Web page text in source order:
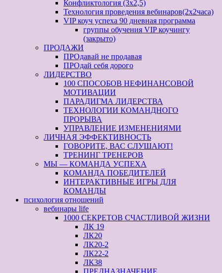
Конфликтология (3х2,5)
Технология проведения вебинаров(2х2часа)
VIP коуч успеха 90 дневная программа
группы обучения VIP коучингу
(закрыто)
ПРОДАЖИ
ПРОдавай не продавая
ПРОдай себя дорого
ЛИДЕРСТВО
100 СПОСОБОВ НЕФИНАНСОВОЙ
МОТИВАЦИИ
ПАРАДИГМА ЛИДЕРСТВА
ТЕХНОЛОГИИ КОМАНДНОГО
ПРОРЫВА
УПРАВЛЕНИЕ ИЗМЕНЕНИЯМИ
ЛИЧНАЯ ЭФФЕКТИВНОСТЬ
ГОВОРИТЕ, ВАС СЛУШАЮТ!
ТРЕНИНГ ТРЕНЕРОВ
МЫ — КОМАНДА УСПЕХА
КОМАНДА ПОБЕДИТЕЛЕЙ
ИНТЕРАКТИВНЫЕ ИГРЫ ДЛЯ
КОМАНДЫ
психология отношений
вебинары life
1000 СЕКРЕТОВ СЧАСТЛИВОЙ ЖИЗНИ
ЛК 19
ЛК20
ЛК20-2
ЛК22-2
ЛК38